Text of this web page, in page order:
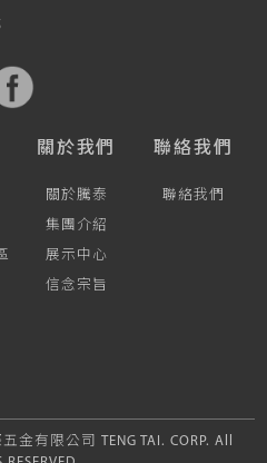
關於我們
關於騰泰
集團介紹
展示中心
信念宗旨
聯絡我們
聯絡我們
金有限公司 TENG TAI. CORP. All